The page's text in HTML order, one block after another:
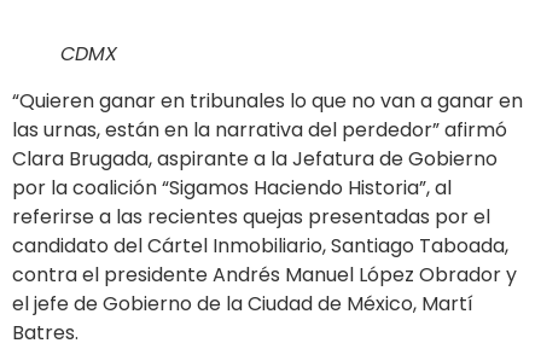
CDMX
“Quieren ganar en tribunales lo que no van a ganar en
las urnas, están en la narrativa del perdedor” afirmó
Clara Brugada, aspirante a la Jefatura de Gobierno
por la coalición “Sigamos Haciendo Historia”, al
referirse a las recientes quejas presentadas por el
candidato del Cártel Inmobiliario, Santiago Taboada,
contra el presidente Andrés Manuel López Obrador y
el jefe de Gobierno de la Ciudad de México, Martí
Batres.